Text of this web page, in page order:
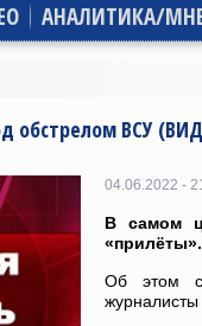
АНАЛИТИКА/
обстрелом ВСУ
04.06.2022 -
В самом
«прилёты».
Об этом с
журналисты